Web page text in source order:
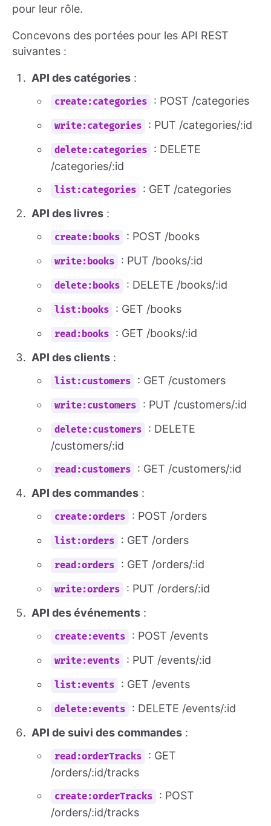
pour leur rôle.
Concevons des portées pour les API REST
suivantes :
API des catégories :
create:categories : POST /categories
write:categories : PUT /categories/:id
delete:categories
: DELETE
/categories/:id
list:categories
: GET /categories
API des livres :
create:books : POST /books
write:books : PUT /books/:id
delete:books : DELETE /books/:id
list:books : GET /books
read:books
: GET /books/:id
API des clients :
list:customers : GET /customers
write:customers : PUT /customers/:id
delete:customers
: DELETE
/customers/:id
read:customers
: GET /customers/:id
API des commandes :
create:orders : POST /orders
list:orders : GET /orders
read:orders : GET /orders/:id
write:orders
: PUT /orders/:id
API des événements :
create:events : POST /events
write:events : PUT /events/:id
list:events : GET /events
delete:events
: DELETE /events/:id
API de suivi des commandes :
read:orderTracks
: GET
/orders/:id/tracks
create:orderTracks
: POST
/orders/:id/tracks